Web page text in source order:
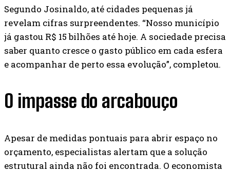
Segundo Josinaldo, até cidades pequenas já
revelam cifras surpreendentes. “Nosso município
já gastou R$ 15 bilhões até hoje. A sociedade precisa
saber quanto cresce o gasto público em cada esfera
e acompanhar de perto essa evolução”, completou.
O impasse do arcabouço
Apesar de medidas pontuais para abrir espaço no
orçamento, especialistas alertam que a solução
estrutural ainda não foi encontrada. O economista